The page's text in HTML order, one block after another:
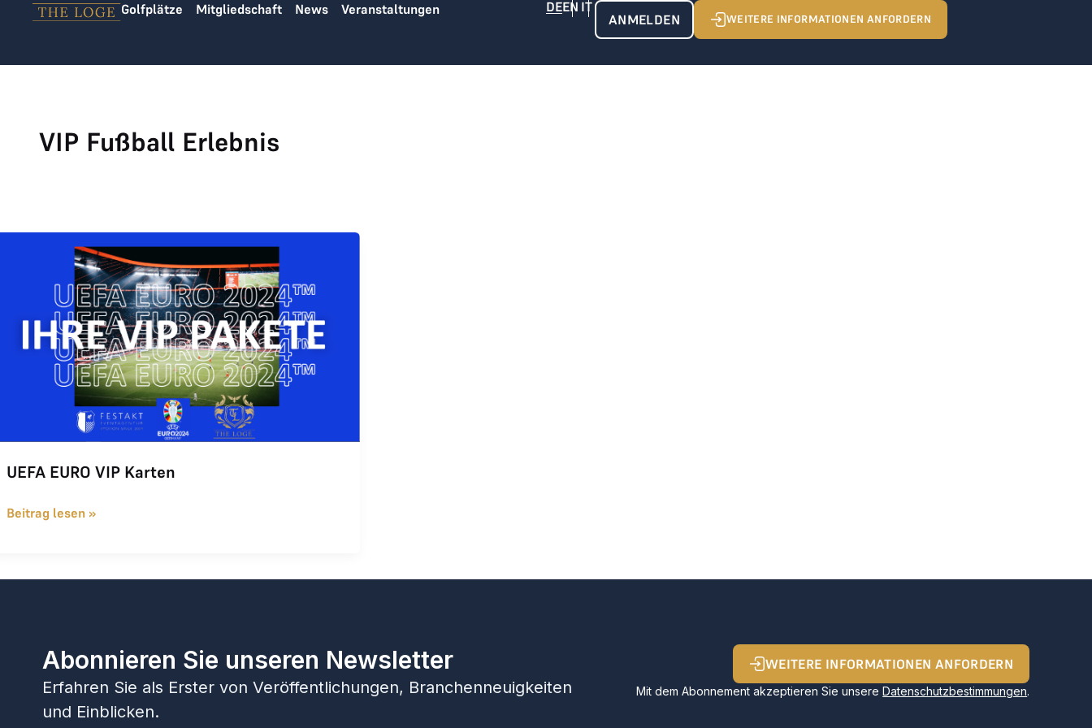
Zum Inhalt springen Golfplätze Mitgliedschaft News Veranstaltungen
ANMELDEN WEITERE INFORMATIONEN ANFORDERN
VIP Fußball Erlebnis
UEFA EURO VIP Karten
UEFA EURO VIP Karten
Beitrag lesen »
Abonnieren Sie unseren Newsletter
Erfahren Sie als Erster von Veröffentlichungen, Branchenneuigkeiten
und Einblicken.
WEITERE INFORMATIONEN ANFORDERN
Mit dem Abonnement akzeptieren Sie unsereDatenschutzbestimmungen.